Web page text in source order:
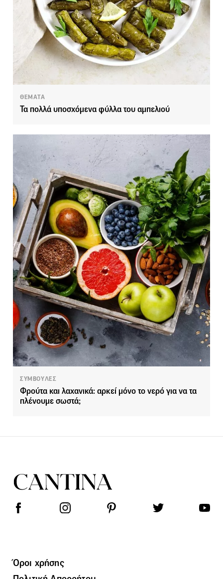
ΘΕΜΑΤΑ
Τα πολλά υποσχόμενα φύλλα του αμπελιού
ΣΥΜΒΟΥΛΕΣ
Φρούτα και λαχανικά: αρκεί μόνο το νερό για να τα
πλένουμε σωστά;
Όροι χρήσης